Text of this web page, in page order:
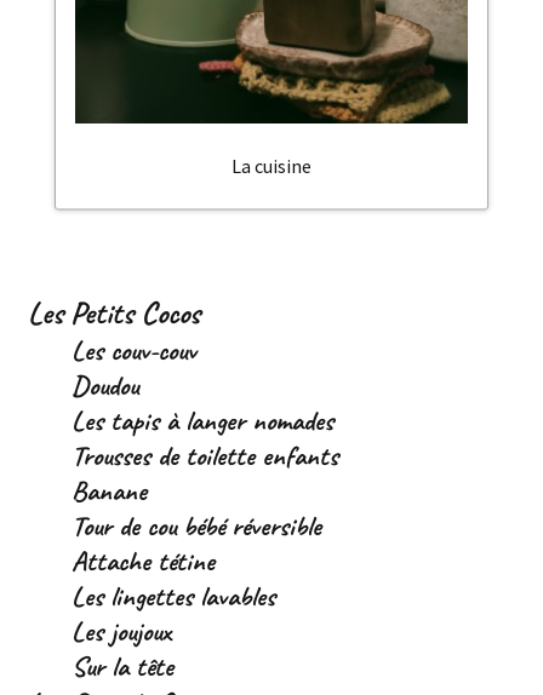
Les Petits Cocos
Les couv-couv
Doudou
Les tapis à langer nomades
Trousses de toilette enfants
Banane
Tour de cou bébé réversible
Attache tétine
Les lingettes lavables
Les joujoux
Sur la tête
La cuisine